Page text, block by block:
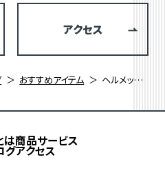
アクセス
おすすめアイテム ヘルメットの準備、整っていますか？
は商品サービス
グアクセス